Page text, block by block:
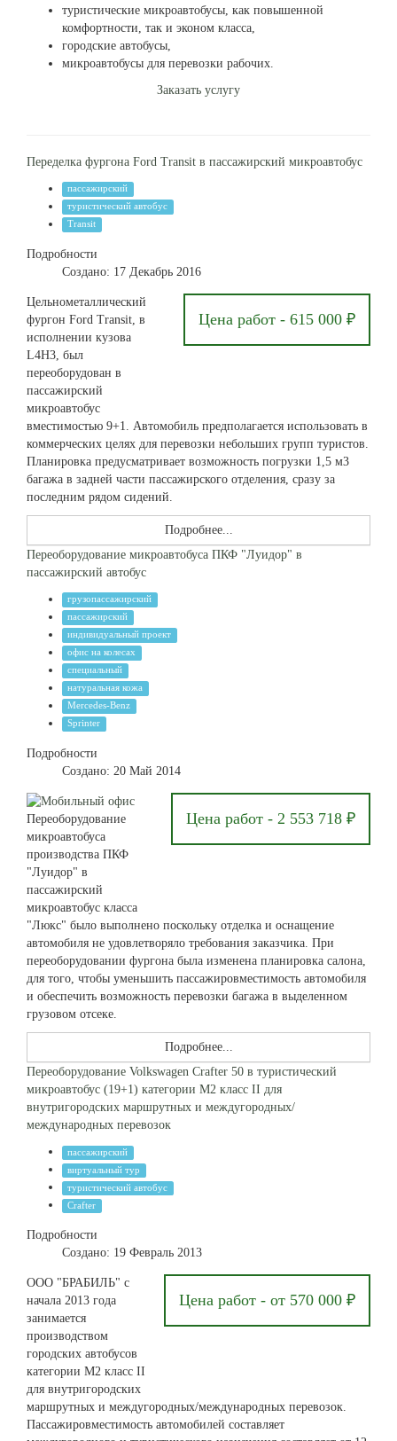
туристические микроавтобусы, как повышенной
комфортности, так и эконом класса,
городские автобусы,
микроавтобусы для перевозки рабочих.
Заказать услугу
Переделка фургона Ford Transit в пассажирский микроавтобус
пассажирский
туристический автобус
Transit
Подробности
Создано: 17 Декабрь 2016
Цена работ - 615 000 ₽
Цельнометаллический
фургон Ford Transit, в
исполнении кузова
L4H3, был
переоборудован в
пассажирский
микроавтобус
вместимостью 9+1. Автомобиль предполагается использовать в
коммерческих целях для перевозки небольших групп туристов.
Планировка предусматривает возможность погрузки 1,5 м3
багажа в задней части пассажирского отделения, сразу за
последним рядом сидений.
Подробнее...
Переоборудование микроавтобуса ПКФ "Луидор" в
пассажирский автобус
грузопассажирский
пассажирский
индивидуальный проект
офис на колесах
специальный
натуральная кожа
Mercedes-Benz
Sprinter
Подробности
Создано: 20 Май 2014
Цена работ - 2 553 718 ₽
Переоборудование
микроавтобуса
производства ПКФ
"Луидор" в
пассажирский
микроавтобус класса
"Люкс" было выполнено поскольку отделка и оснащение
автомобиля не удовлетворяло требования заказчика. При
переоборудовании фургона была изменена планировка салона,
для того, чтобы уменьшить пассажировместимость автомобиля
и обеспечить возможность перевозки багажа в выделенном
грузовом отсеке.
Подробнее...
Переоборудование Volkswagen Crafter 50 в туристический
микроавтобус (19+1) категории М2 класс II для
внутригородских маршрутных и междугородных/
международных перевозок
пассажирский
виртуальный тур
туристический автобус
Crafter
Подробности
Создано: 19 Февраль 2013
Цена работ - от 570 000 ₽
ООО "БРАБИЛЬ" с
начала 2013 года
занимается
производством
городских автобусов
категории М2 класс II
для внутригородских
маршрутных и междугородных/международных перевозок.
Пассажировместимость автомобилей составляет